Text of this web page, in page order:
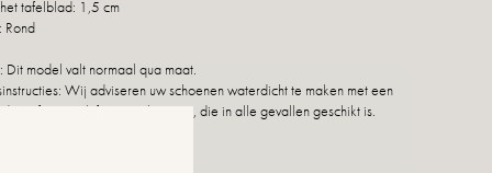
tafelblad: 1,5 cm
Rond
model valt normaal qua maat.
Wij adviseren uw schoenen waterdicht te maken met een
of een multifunctionele spray, die in alle gevallen geschikt is.